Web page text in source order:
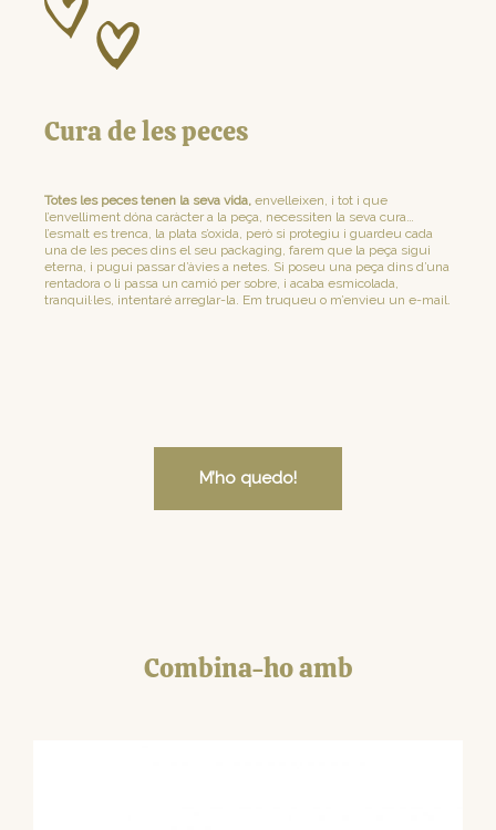
Cura de les peces
Totes les peces tenen la seva vida, envelleixen, i tot i que
l’envelliment dóna caràcter a la peça, necessiten la seva cura…
l’esmalt es trenca, la plata s’oxida, però si protegiu i guardeu cada
una de les peces dins el seu packaging, farem que la peça sigui
eterna, i pugui passar d’àvies a netes. Si poseu una peça dins d’una
rentadora o li passa un camió per sobre, i acaba esmicolada,
tranquil·les, intentaré arreglar-la. Em truqueu o m’envieu un e-mail.
M’ho quedo!
Combina-ho amb